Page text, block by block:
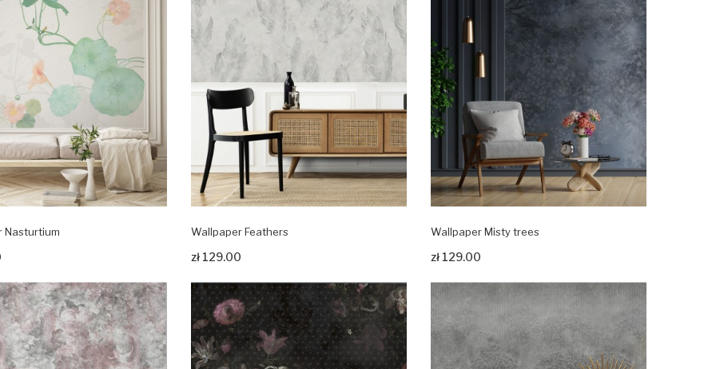
Nasturtium Wallpaper Feathers
zł 129.00
Zobacz produkt
Wallpaper Misty trees
zł 129.00
Zobacz produkt